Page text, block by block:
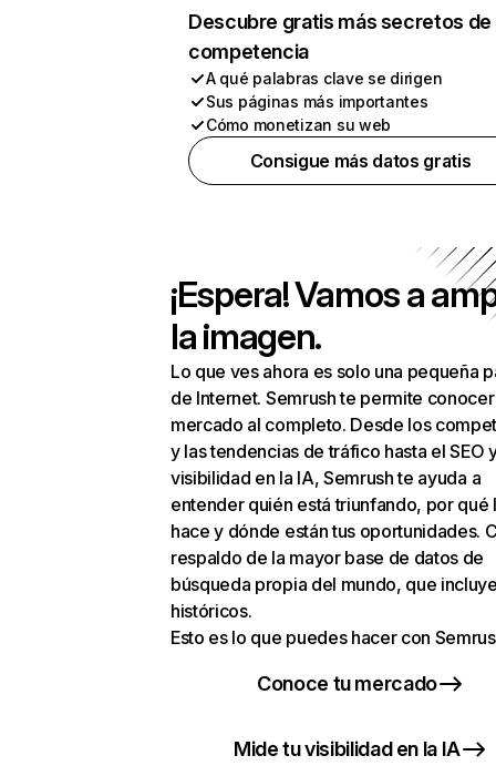
Descubre gratis más secretos de
competencia
A qué palabras clave se dirigen
Sus páginas más importantes
Cómo monetizan su web
Consigue más datos gratis
¡Espera! Vamos a
la imagen.
Lo que ves ahora es solo una pequeña
de Internet. Semrush te permite
mercado al completo. Desde los
y las tendencias de tráfico hasta el SEO
visibilidad en la IA, Semrush te ayuda a
entender quién está triunfando, por qué
hace y dónde están tus oportunidades.
respaldo de la mayor base de datos de
búsqueda propia del mundo, que
históricos.
Esto es lo que puedes hacer con
Conoce tu mercado
Mide tu visibilidad en la IA